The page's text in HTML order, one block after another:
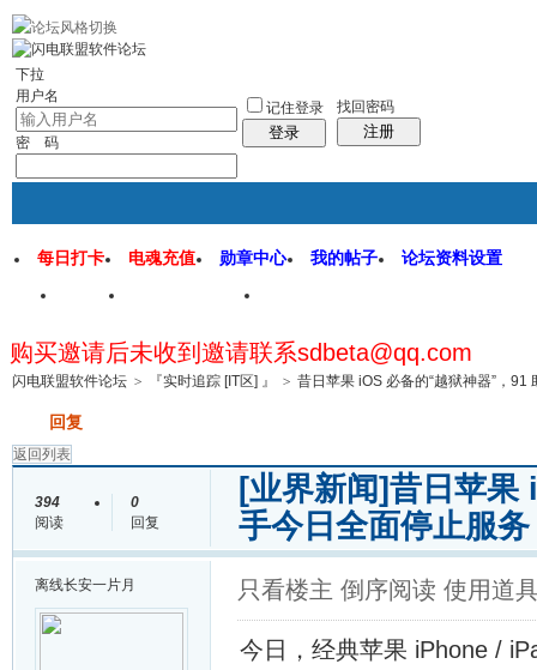
下拉
用户名
密 码
记住登录
登录
找回密码
注册
首页 闪电联盟论坛
每日打卡 电魂充值 勋章中心 我的帖子 论坛资料设置
购买邀请后未收到邀请联系sdbeta@qq.com
闪电联盟软件论坛 > 『实时追踪 [IT区] 』 > 昔日苹果 iOS 必备的“越狱神器”，91
回复
返回列表
394
阅读
0
回复
[业界新闻]昔日苹果
手今日全面停止服
离线长安一片月 只看楼主 倒序阅读 使用道
今日，经典苹果 iPhone /